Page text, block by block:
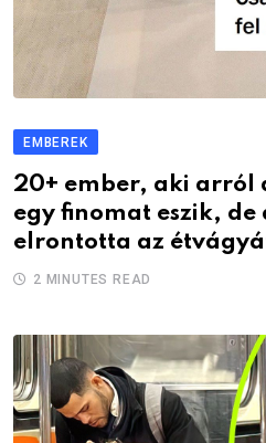
EMBEREK
20+ ember, aki arról
egy finomat eszik, de
elrontotta az
2 MINUTES READ